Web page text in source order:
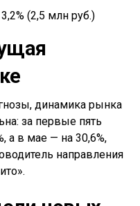
(2,5 млн руб.)
динамика рынка
за первые пять
а в мае — на 30,6%,
направления